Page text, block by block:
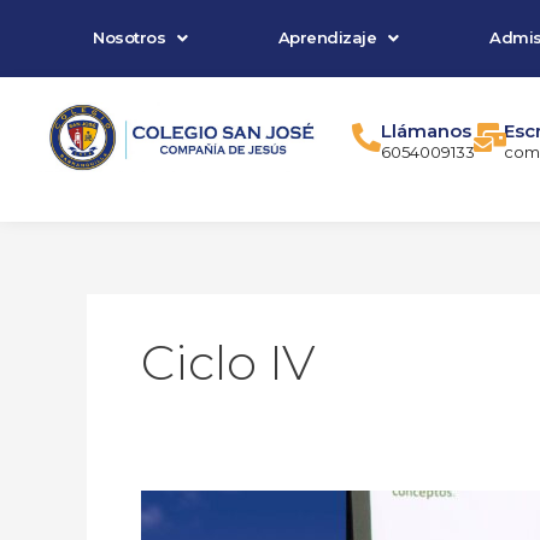
Nosotros Aprendizaje
Llámanos
6054009133
Ciclo IV
Report
Card